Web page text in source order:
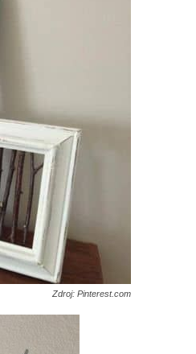
Zdroj: Pinterest.com